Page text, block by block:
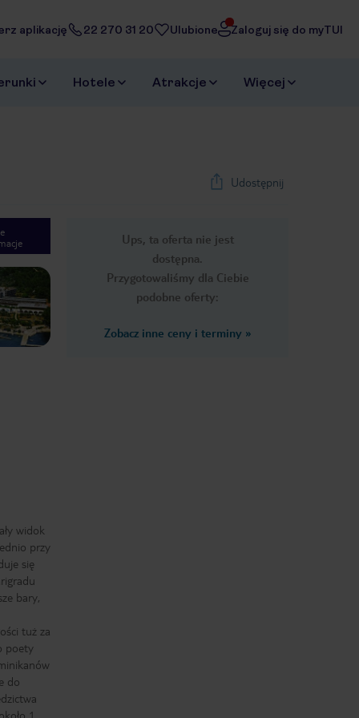
aplikację 22 270 31 20 Ulubione Zaloguj się do myTUI
Hotele Atrakcje Więcej
Udostępnij
Ups, ta oferta nie jest
dostępna.
Przygotowaliśmy dla Ciebie
podobne oferty:
Zobacz inne ceny i terminy »
Next slide
1/26
widok
przy
się
bary,
tuż za
poety
do
1